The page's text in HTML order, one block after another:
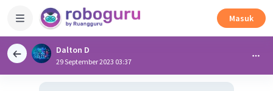
Masuk
Dalton D
29 September 2023 03:37